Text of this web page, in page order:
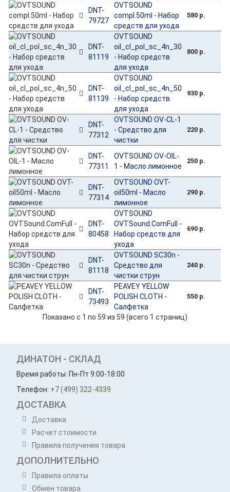
DNT-
79727
OVTSOUND
compl.50ml - Набор
средств для ухода
580 р.
DNT-
81119
OVTSOUND
oil_cl_pol_sc_4n_30
- Набор средств
для ухода
800 р.
DNT-
81139
OVTSOUND
oil_cl_pol_sc_4n_50
- Набор средств
для ухода
930 р.
DNT-
77312
OVTSOUND OV-CL-1
- Средство для
чистки
220 р.
DNT-
77311
OVTSOUND OV-OIL-
1 - Масло лимонное
250 р.
DNT-
77314
OVTSOUND OVT-
oil50ml - Масло
лимонное
290 р.
DNT-
80458
OVTSOUND
OVTSound.ComFull -
Набор средств для
ухода
690 р.
DNT-
81118
OVTSOUND SC30n -
Средство для
чистки струн
240 р.
DNT-
73493
PEAVEY YELLOW
POLISH CLOTH -
Салфетка
550 р.
Показано с 1 по 59 из 59 (всего 1 страниц)
ДИНАТОН - СКЛАД
Время работы: Пн-Пт 9:00-18:00
Телефон: +7 (499) 322-4339
ДОСТАВКА
Доставка
Расчет стоимости
Правила получения товара
ДОПОЛНИТЕЛЬНО
Правила оплаты
Обмен товара